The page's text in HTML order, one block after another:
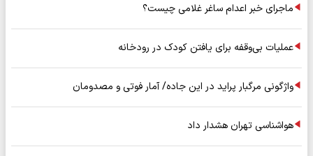
ماجرای خبر اعدام ساغر غلامی چیست؟
عملیات بی‌وقفه برای یافتن کودک در رودخانه
واژگونی مرگبار پراید در این جاده/ آمار فوتی و مصدومان
هواشناسی تهران هشدار داد